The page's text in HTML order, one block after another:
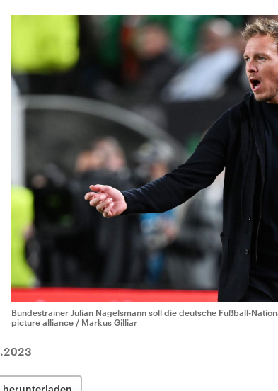
Bundestrainer Julian Nagelsmann soll die deutsche Fußball-
picture alliance / Markus Gilliar
herunterladen